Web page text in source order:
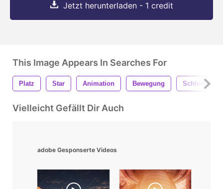
Jetzt herunterladen - 1 credit
This Image Appears In Searches For
Platz Star Animation Bewegung Schleife
Vielleicht Gefällt Dir Auch
adobe Gesponserte Videos